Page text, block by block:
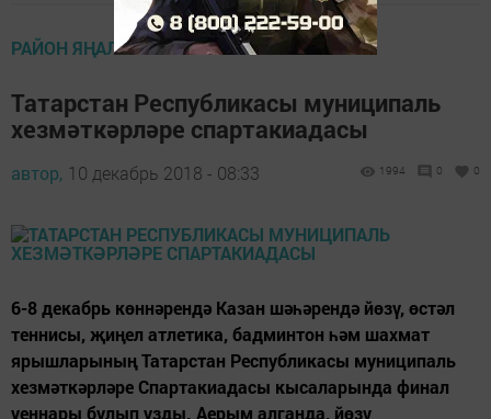
РАЙОН ЯҢАЛЫКЛАРЫ
Татарстан Республикасы муниципаль
хезмәткәрләре спартакиадасы
автор, 10 декабрь 2018 - 08:33 1994 0 0
6-8 декабрь көннәрендә Казан шәһәрендә йөзү, өстәл
теннисы, җиңел атлетика, бадминтон һәм шахмат
ярышларының Татарстан Республикасы муниципаль
хезмәткәрләре Спартакиадасы кысаларында финал
уеннары булып узды. Аерым алганда, йөзү